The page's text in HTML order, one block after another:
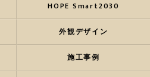
HOPE Smart2030
外観デザイン
施工事例